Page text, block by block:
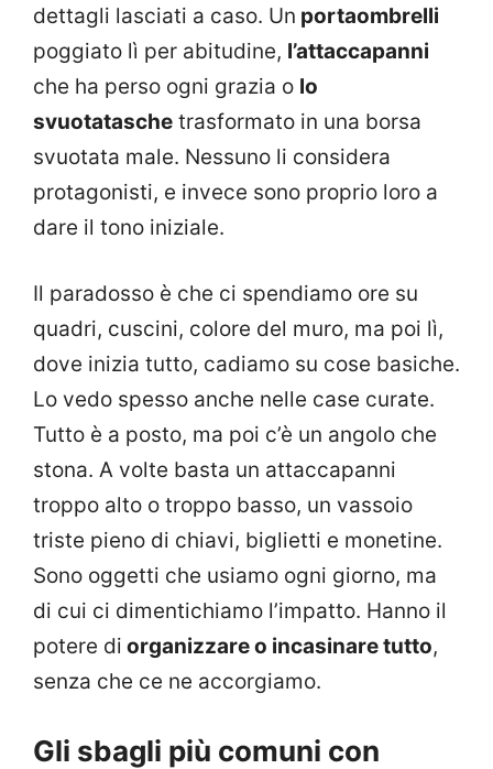
dettagli lasciati a caso. Un portaombrelli
poggiato lì per abitudine, l’attaccapanni
che ha perso ogni grazia o lo
svuotatasche trasformato in una borsa
svuotata male. Nessuno li considera
protagonisti, e invece sono proprio loro a
dare il tono iniziale.
Il paradosso è che ci spendiamo ore su
quadri, cuscini, colore del muro, ma poi lì,
dove inizia tutto, cadiamo su cose basiche.
Lo vedo spesso anche nelle case curate.
Tutto è a posto, ma poi c’è un angolo che
stona. A volte basta un attaccapanni
troppo alto o troppo basso, un vassoio
triste pieno di chiavi, biglietti e monetine.
Sono oggetti che usiamo ogni giorno, ma
di cui ci dimentichiamo l’impatto. Hanno il
potere di organizzare o incasinare tutto,
senza che ce ne accorgiamo.
Gli sbagli più comuni con